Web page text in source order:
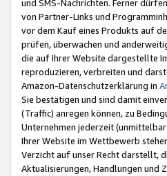
und SMS-Nachrichten. Ferner
von Partner-Links und
vor dem Kauf eines Produkts auf
prüfen, überwachen und
die auf Ihrer Website dargestellte
reproduzieren, verbreiten und
Amazon-Datenschutzerklärung in
Sie bestätigen und sind damit
(Traffic) anregen können, zu
Unternehmen jederzeit
Ihrer Website im Wettbewerb
Verzicht auf unser Recht darstellt,
Aktualisierungen, Handlungen und